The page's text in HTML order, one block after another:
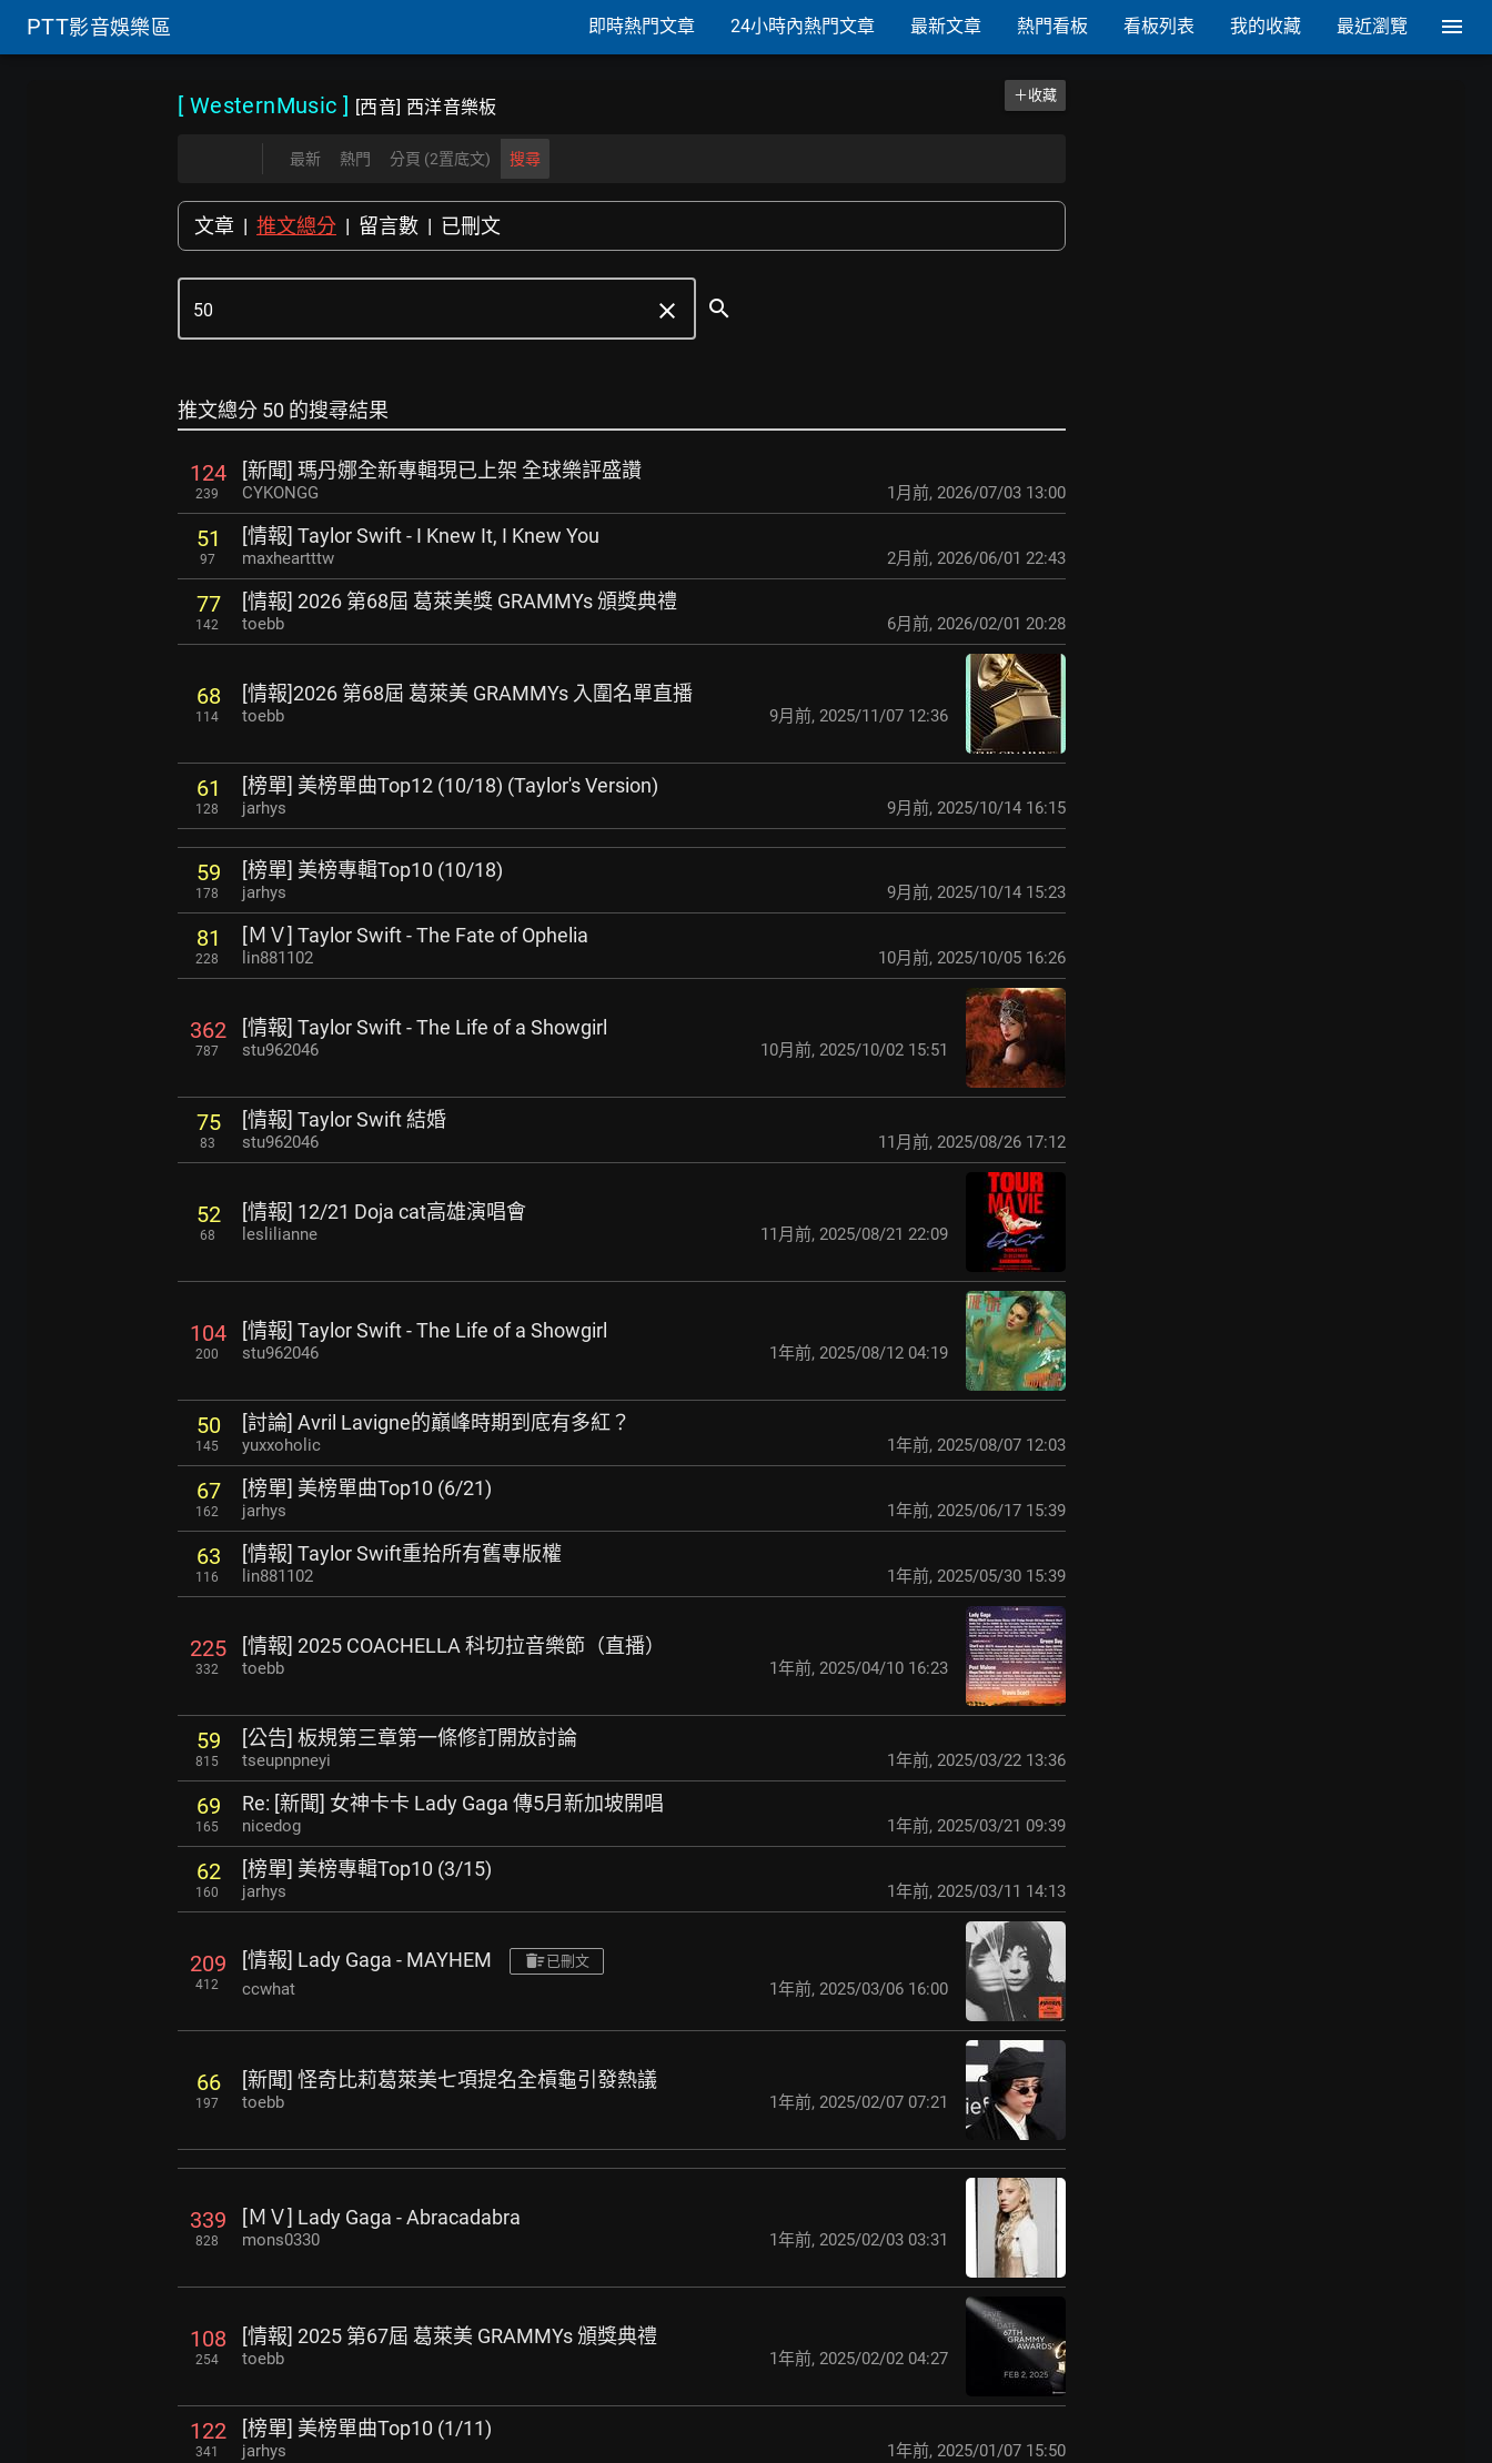
PTT影音娛樂區 即時熱門文章 24小時內熱門文章 最新文章 熱門看板 看板列表 我的收藏 最近瀏覽
[ WesternMusic ] [西音] 西洋音樂板
＋收藏
最新 熱門 分頁 (2置底文) 搜尋
文章 | 推文總分 | 留言數 | 已刪文
clear search
推文總分 50 的搜尋結果
124
239
[新聞] 瑪丹娜全新專輯現已上架 全球樂評盛讚
CYKONGG 1月前, 2026/07/03 13:00
51
97
[情報] Taylor Swift - I Knew It, I Knew You
maxheartttw 2月前, 2026/06/01 22:43
77
142
[情報] 2026 第68屆 葛萊美獎 GRAMMYs 頒獎典禮
toebb 6月前, 2026/02/01 20:28
68
114
[情報]2026 第68屆 葛萊美 GRAMMYs 入圍名單直播
toebb 9月前, 2025/11/07 12:36
61
128
[榜單] 美榜單曲Top12 (10/18) (Taylor's Version)
jarhys 9月前, 2025/10/14 16:15
59
178
[榜單] 美榜專輯Top10 (10/18)
jarhys 9月前, 2025/10/14 15:23
81
228
[ＭＶ] Taylor Swift - The Fate of Ophelia
lin881102 10月前, 2025/10/05 16:26
362
787
[情報] Taylor Swift - The Life of a Showgirl
stu962046 10月前, 2025/10/02 15:51
75
83
[情報] Taylor Swift 結婚
stu962046 11月前, 2025/08/26 17:12
52
68
[情報] 12/21 Doja cat高雄演唱會
leslilianne 11月前, 2025/08/21 22:09
104
200
[情報] Taylor Swift - The Life of a Showgirl
stu962046 1年前, 2025/08/12 04:19
50
145
[討論] Avril Lavigne的巔峰時期到底有多紅？
yuxxoholic 1年前, 2025/08/07 12:03
67
162
[榜單] 美榜單曲Top10 (6/21)
jarhys 1年前, 2025/06/17 15:39
63
116
[情報] Taylor Swift重拾所有舊專版權
lin881102 1年前, 2025/05/30 15:39
225
332
[情報] 2025 COACHELLA 科切拉音樂節（直播）
toebb 1年前, 2025/04/10 16:23
59
815
[公告] 板規第三章第一條修訂開放討論
tseupnpneyi 1年前, 2025/03/22 13:36
69
165
Re: [新聞] 女神卡卡 Lady Gaga 傳5月新加坡開唱
nicedog 1年前, 2025/03/21 09:39
62
160
[榜單] 美榜專輯Top10 (3/15)
jarhys 1年前, 2025/03/11 14:13
209
412
[情報] Lady Gaga - MAYHEM 已刪文
ccwhat 1年前, 2025/03/06 16:00
66
197
[新聞] 怪奇比莉葛萊美七項提名全槓龜引發熱議
toebb 1年前, 2025/02/07 07:21
339
828
[ＭＶ] Lady Gaga - Abracadabra
mons0330 1年前, 2025/02/03 03:31
108
254
[情報] 2025 第67屆 葛萊美 GRAMMYs 頒獎典禮
toebb 1年前, 2025/02/02 04:27
122
341
[榜單] 美榜單曲Top10 (1/11)
jarhys 1年前, 2025/01/07 15:50